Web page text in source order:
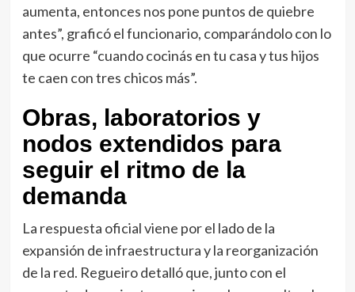
aumenta, entonces nos pone puntos de quiebre
antes”, graficó el funcionario, comparándolo con lo
que ocurre “cuando cocinás en tu casa y tus hijos
te caen con tres chicos más”.
Obras, laboratorios y
nodos extendidos para
seguir el ritmo de la
demanda
La respuesta oficial viene por el lado de la
expansión de infraestructura y la reorganización
de la red. Regueiro detalló que, junto con el